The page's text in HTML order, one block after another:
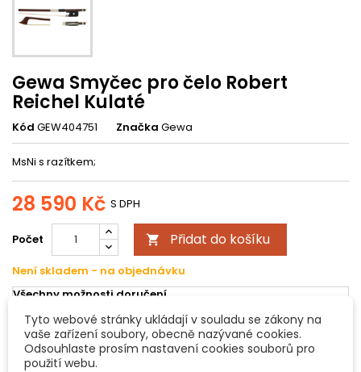
Gewa Smyčec pro čelo Robert
Reichel Kulaté
Kód GEW404751 Značka Gewa
MsNi s razítkem;
28 590 Kč S DPH
Počet  Přidat do košíku
Není skladem - na objednávku
Všechny možnosti doručení
POPIS DETAILY PRODUKTU
Tyto webové stránky ukládají v souladu se zákony na
vaše zařízení soubory, obecně nazývané cookies.
Odsouhlaste prosím nastavení cookies souborů pro
použití webu.